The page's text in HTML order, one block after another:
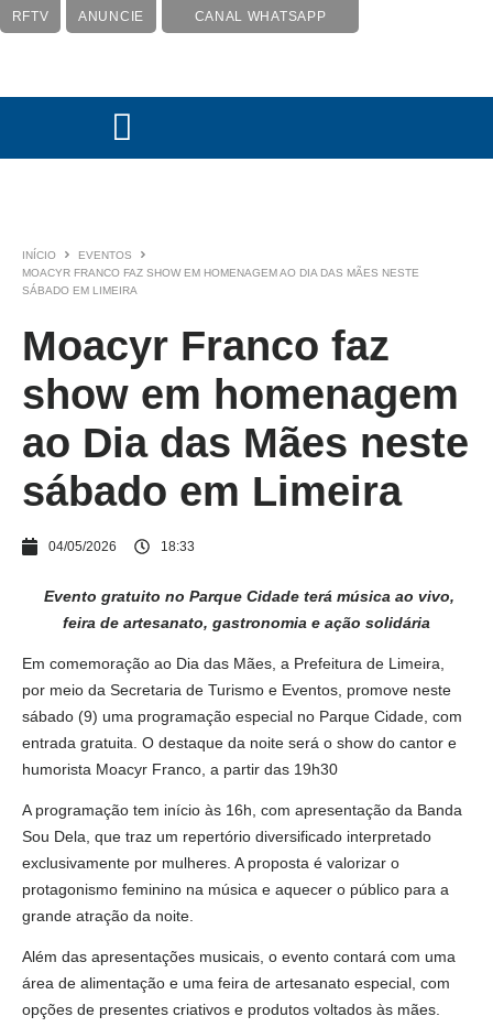
RFTV ANUNCIE CANAL WHATSAPP
INÍCIO
EVENTOS
MOACYR FRANCO FAZ SHOW EM HOMENAGEM AO DIA DAS MÃES NESTE
SÁBADO EM LIMEIRA
Moacyr Franco faz
show em homenagem
ao Dia das Mães neste
sábado em Limeira
04/05/2026 18:33
Evento gratuito no Parque Cidade terá música ao vivo,
feira de artesanato, gastronomia e ação solidária
Em comemoração ao Dia das Mães, a Prefeitura de Limeira,
por meio da Secretaria de Turismo e Eventos, promove neste
sábado (9) uma programação especial no Parque Cidade, com
entrada gratuita. O destaque da noite será o show do cantor e
humorista Moacyr Franco, a partir das 19h30
A programação tem início às 16h, com apresentação da Banda
Sou Dela, que traz um repertório diversificado interpretado
exclusivamente por mulheres. A proposta é valorizar o
protagonismo feminino na música e aquecer o público para a
grande atração da noite.
Além das apresentações musicais, o evento contará com uma
área de alimentação e uma feira de artesanato especial, com
opções de presentes criativos e produtos voltados às mães.